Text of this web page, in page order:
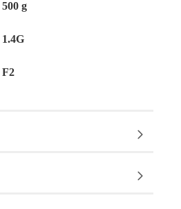
500 g
1.4G
F2